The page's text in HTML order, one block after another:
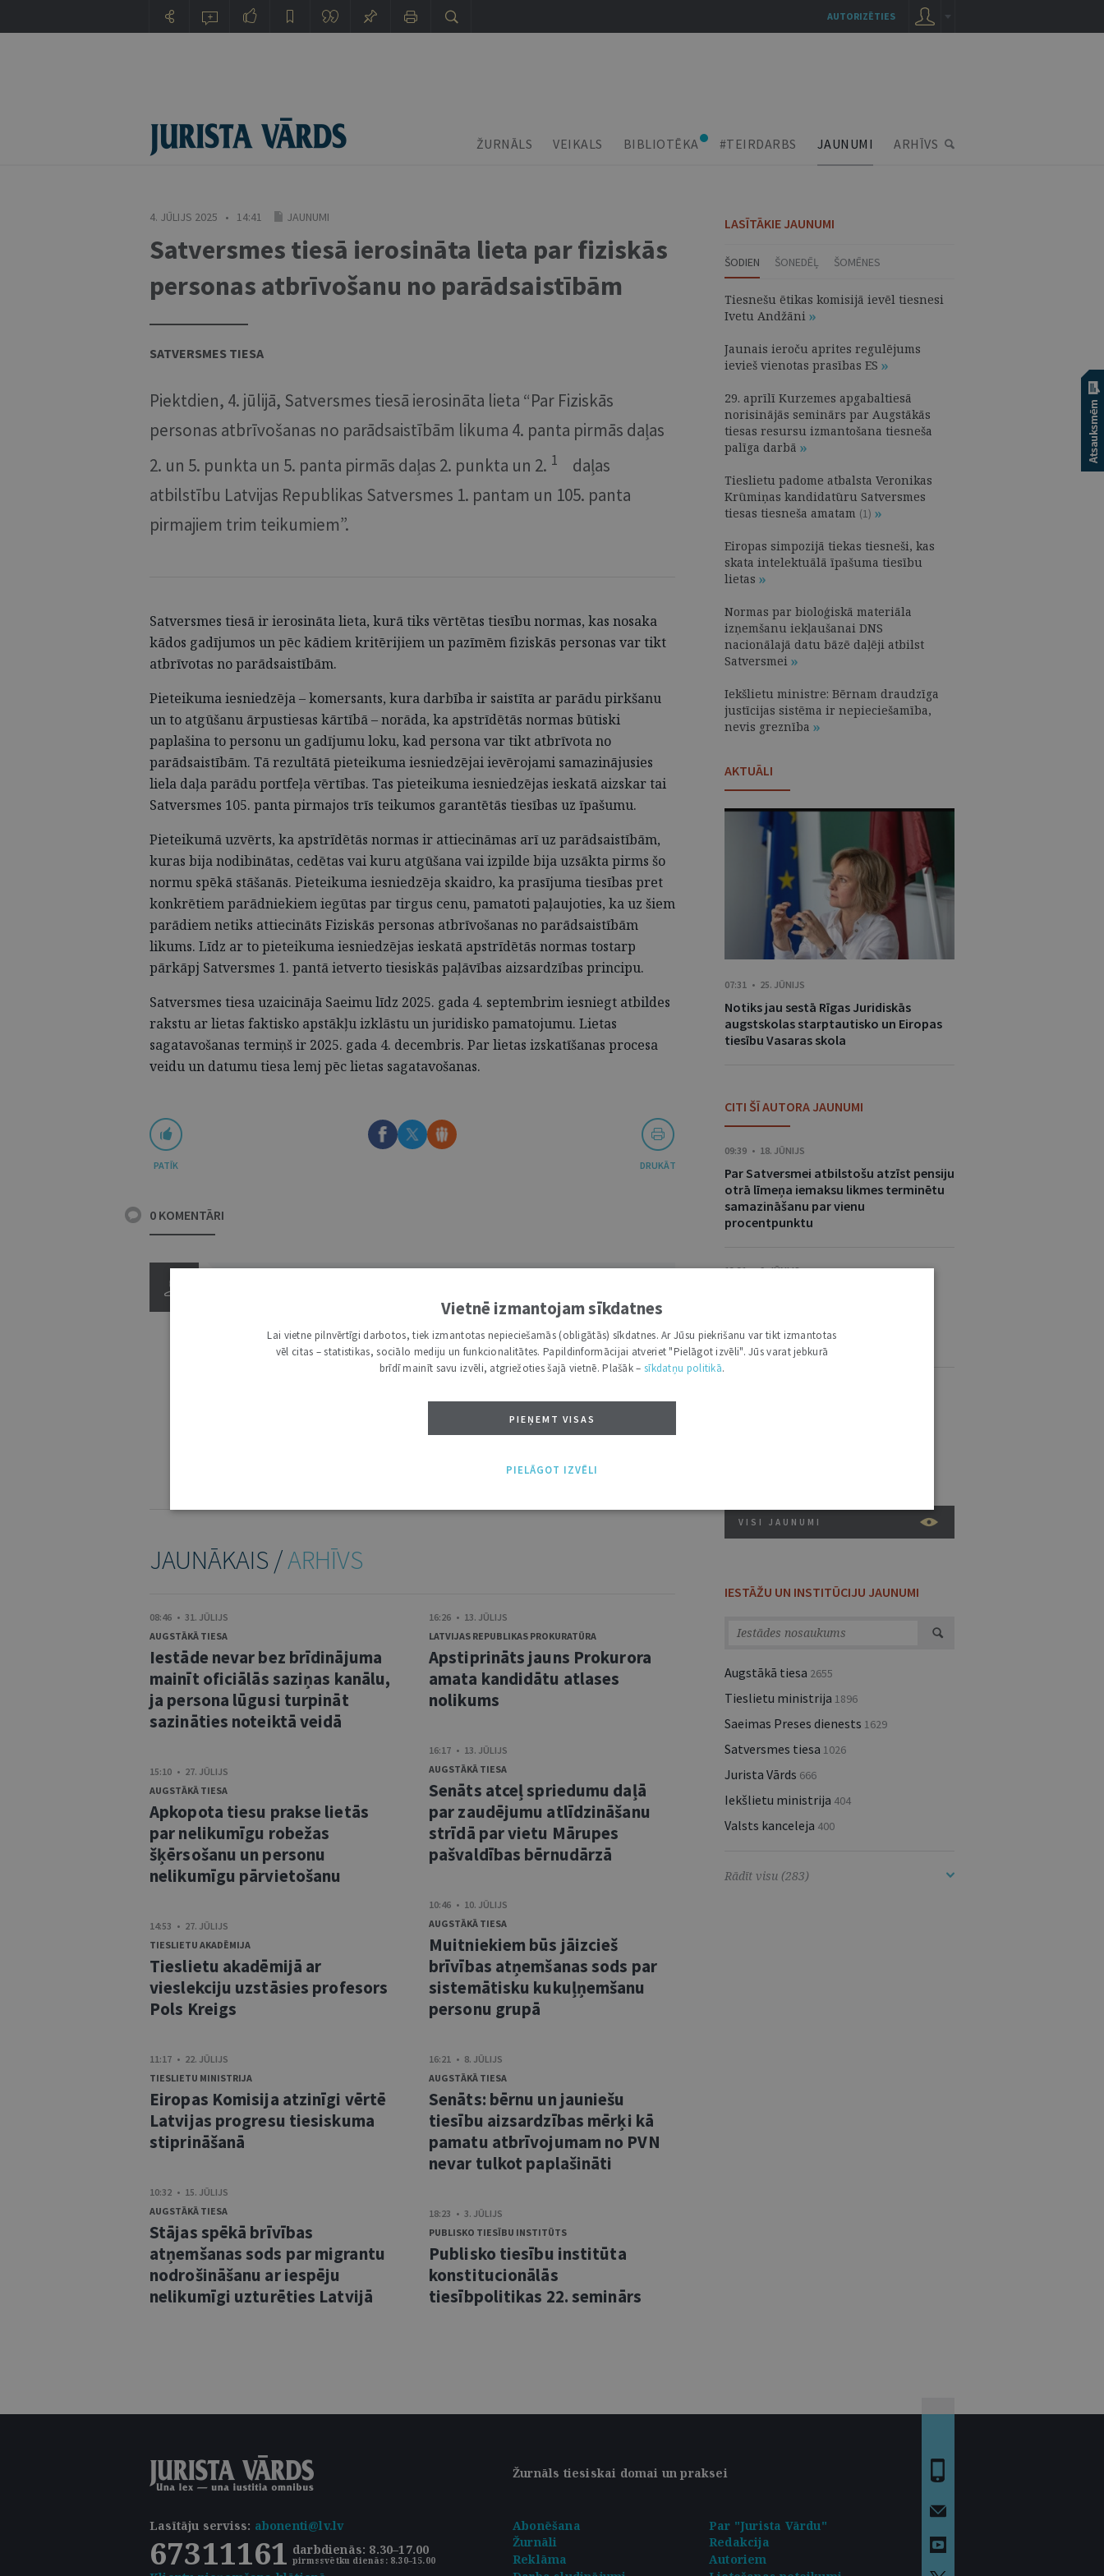
ŽURNĀLS VEIKALS BIBLIOTĒKA #TEIRDARBS JAUNUMI ARHĪVS
4. JŪLIJS 2025 • 14:41 JAUNUMI
Satversmes tiesā ierosināta lieta par fiziskās
personas atbrīvošanu no parādsaistībām
SATVERSMES TIESA
Piektdien, 4. jūlijā, Satversmes tiesā ierosināta lieta “Par Fiziskās
personas atbrīvošanas no parādsaistībām likuma 4. panta pirmās daļas
2. un 5. punkta un 5. panta pirmās daļas 2. punkta un 2. 1
daļas
atbilstību Latvijas Republikas Satversmes 1. pantam un 105. panta
pirmajiem trim teikumiem”.
Satversmes tiesā ir ierosināta lieta, kurā tiks vērtētas tiesību normas, kas nosaka
kādos gadījumos un pēc kādiem kritērijiem un pazīmēm fiziskās personas var tikt
atbrīvotas no parādsaistībām.
Pieteikuma iesniedzēja – komersants, kura darbība ir saistīta ar parādu pirkšanu
un to atgūšanu ārpustiesas kārtībā – norāda, ka apstrīdētās normas būtiski
paplašina to personu un gadījumu loku, kad persona var tikt atbrīvota no
parādsaistībām. Tā rezultātā pieteikuma iesniedzējai ievērojami samazinājusies
liela daļa parādu portfeļa vērtības. Tas pieteikuma iesniedzējas ieskatā aizskar tai
Satversmes 105. panta pirmajos trīs teikumos garantētās tiesības uz īpašumu.
Pieteikumā uzvērts, ka apstrīdētās normas ir attiecināmas arī uz parādsaistībām,
kuras bija nodibinātas, cedētas vai kuru atgūšana vai izpilde bija uzsākta pirms šo
normu spēkā stāšanās. Pieteikuma iesniedzēja skaidro, ka prasījuma tiesības pret
konkrētiem parādniekiem iegūtas par tirgus cenu, pamatoti paļaujoties, ka uz šiem
parādiem netiks attiecināts Fiziskās personas atbrīvošanas no parādsaistībām
likums. Līdz ar to pieteikuma iesniedzējas ieskatā apstrīdētās normas tostarp
pārkāpj Satversmes 1. pantā ietverto tiesiskās paļāvības aizsardzības principu.
Satversmes tiesa uzaicināja Saeimu līdz 2025. gada 4. septembrim iesniegt atbildes
rakstu ar lietas faktisko apstākļu izklāstu un juridisko pamatojumu. Lietas
sagatavošanas termiņš ir 2025. gada 4. decembris. Par lietas izskatīšanas procesa
veidu un datumu tiesa lemj pēc lietas sagatavošanas.
PATĪK DRUKĀT
0 KOMENTĀRI
JAUNĀKAIS /ARHĪVS
08:46 • 31. JŪLIJS
AUGSTĀKĀ TIESA
Iestāde nevar bez brīdinājuma
mainīt oficiālās saziņas kanālu,
ja persona lūgusi turpināt
sazināties noteiktā veidā
15:10 • 27. JŪLIJS
AUGSTĀKĀ TIESA
Apkopota tiesu prakse lietās
par nelikumīgu robežas
šķērsošanu un personu
nelikumīgu pārvietošanu
14:53 • 27. JŪLIJS
TIESLIETU AKADĒMIJA
Tieslietu akadēmijā ar
vieslekciju uzstāsies profesors
Pols Kreigs
11:17 • 22. JŪLIJS
TIESLIETU MINISTRIJA
Eiropas Komisija atzinīgi vērtē
Latvijas progresu tiesiskuma
stiprināšanā
10:32 • 15. JŪLIJS
AUGSTĀKĀ TIESA
Stājas spēkā brīvības
atņemšanas sods par migrantu
nodrošināšanu ar iespēju
nelikumīgi uzturēties Latvijā
16:26 • 13. JŪLIJS
LATVIJAS REPUBLIKAS PROKURATŪRA
Apstiprināts jauns Prokurora
amata kandidātu atlases
nolikums
16:17 • 13. JŪLIJS
AUGSTĀKĀ TIESA
Senāts atceļ spriedumu daļā
par zaudējumu atlīdzināšanu
strīdā par vietu Mārupes
pašvaldības bērnudārzā
10:46 • 10. JŪLIJS
AUGSTĀKĀ TIESA
Muitniekiem būs jāizcieš
brīvības atņemšanas sods par
sistemātisku kukuļņemšanu
personu grupā
16:21 • 8. JŪLIJS
AUGSTĀKĀ TIESA
Senāts: bērnu un jauniešu
tiesību aizsardzības mērķi kā
pamatu atbrīvojumam no PVN
nevar tulkot paplašināti
18:23 • 3. JŪLIJS
PUBLISKO TIESĪBU INSTITŪTS
Publisko tiesību institūta
konstitucionālās
tiesībpolitikas 22. seminārs
LASĪTĀKIE JAUNUMI
ŠODIEN ŠONEDĒĻ ŠOMĒNES
Tiesnešu ētikas komisijā ievēl tiesnesi
Ivetu Andžāni
Jaunais ieroču aprites regulējums
ievieš vienotas prasības ES
29. aprīlī Kurzemes apgabaltiesā
norisinājās seminārs par Augstākās
tiesas resursu izmantošana tiesneša
palīga darbā
Tieslietu padome atbalsta Veronikas
Krūmiņas kandidatūru Satversmes
tiesas tiesneša amatam (1)
Eiropas simpozijā tiekas tiesneši, kas
skata intelektuālā īpašuma tiesību
lietas
Normas par bioloģiskā materiāla
izņemšanu iekļaušanai DNS
nacionālajā datu bāzē daļēji atbilst
Satversmei
Iekšlietu ministre: Bērnam draudzīga
justīcijas sistēma ir nepieciešamība,
nevis greznība
AKTUĀLI
07:31 • 25. JŪNIJS
Notiks jau sestā Rīgas Juridiskās
augstskolas starptautisko un Eiropas
tiesību Vasaras skola
CITI ŠĪ AUTORA JAUNUMI
09:39 • 18. JŪNIJS
Par Satversmei atbilstošu atzīst pensiju
otrā līmeņa iemaksu likmes terminētu
samazināšanu par vienu
procentpunktu
13:31 • 9. JŪNIJS
neverificēšanas gadījumā
VISI JAUNUMI
IESTĀŽU UN INSTITŪCIJU JAUNUMI
Augstākā tiesa 2655
Tieslietu ministrija 1896
Saeimas Preses dienests 1629
Satversmes tiesa 1026
Jurista Vārds 666
Iekšlietu ministrija 404
Valsts kanceleja 400
Rādīt visu (283)
Žurnāls tiesiskai domai un praksei
Lasītāju serviss: abonenti@lv.lv
67311161 darbdienās: 8.30–17.00
pirmssvētku dienās: 8.30–15.00
Abonēšana
Par "Jurista Vārdu"
Žurnāli
Redakcija
Reklāma
Autoriem
AUTORIZĒTIES
Vietnē izmantojam sīkdatnes
Lai vietne pilnvērtīgi darbotos, tiek izmantotas nepieciešamās (obligātās) sīkdatnes. Ar Jūsu piekrišanu var tikt izmantotas
vēl citas – statistikas, sociālo mediju un funkcionalitātes. Papildinformācijai atveriet "Pielāgot izvēli". Jūs varat jebkurā
brīdī mainīt savu izvēli, atgriežoties šajā vietnē. Plašāk – sīkdatņu politikā.
PIEŅEMT VISAS
PIELĀGOT IZVĒLI